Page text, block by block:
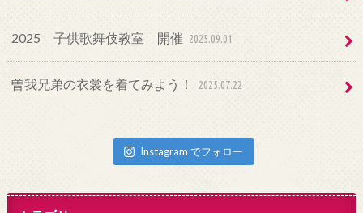
2025 子供歌舞伎教室 開催 2025.09.01
曽我兄弟の衣裳を着てみよう！ 2025.07.22
Instagram でフォロー